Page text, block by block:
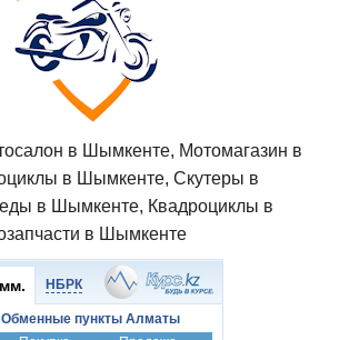
в Шымкенте, Мотомагазин в
в Шымкенте, Скутеры в
в Шымкенте, Квадроциклы в
в Шымкенте